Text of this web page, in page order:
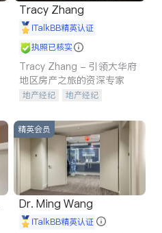
Tracy Zhang
iTalkBB精英认证
执照已核实
Tracy Zhang - 引领大华府
地区房产之旅的资深专家
地产经纪
地产经纪
商铺租售
开发商建商
精英会员
Dr. Ming Wang
iTalkBB精英认证